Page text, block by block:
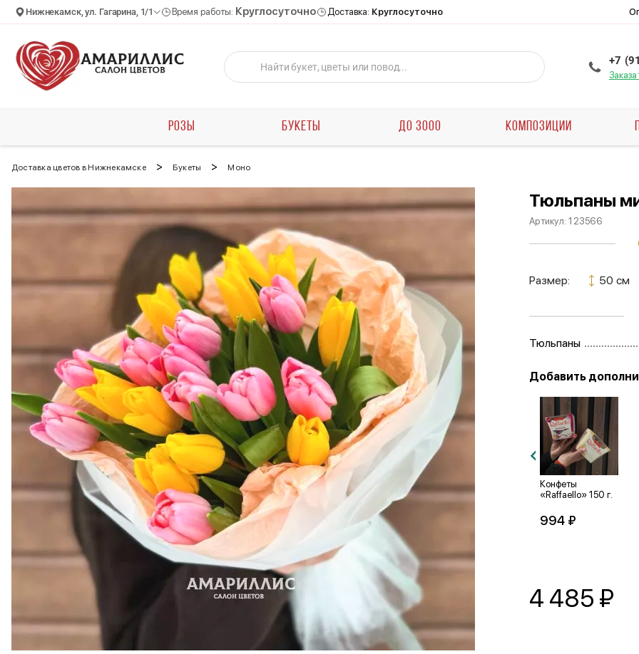
Нижнекамск, ул. Гагарина, 1/1 Время работы: Круглосуточно Доставка: Круглосуточно
+7
РОЗЫ БУКЕТЫ ДО 3000 КОМПОЗИЦИИ
Доставка цветов в Нижнекамске > Букеты > Моно
Тюльпаны
Артикул:123566
Размер: 50 см
Тюльпаны
Добавить
Конфеты «Ferrero
Rocher» 350 г.
3 971 ₽
Конфеты
«Raffaello» 100 г.
1 987 ₽
Конфеты «Ferrero
Collection» 175 г.
Конфеты
«Raffaello» 150 г.
994 ₽
4 485 ₽